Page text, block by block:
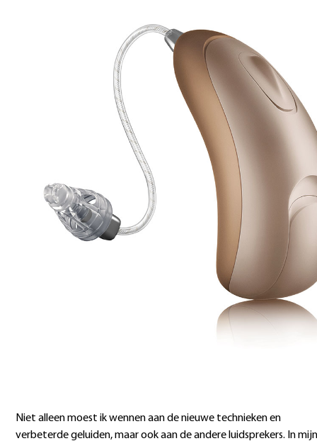
Niet alleen moest ik wennen aan de nieuwe technieken en
verbeterde geluiden, maar ook aan de andere luidsprekers. In mijn